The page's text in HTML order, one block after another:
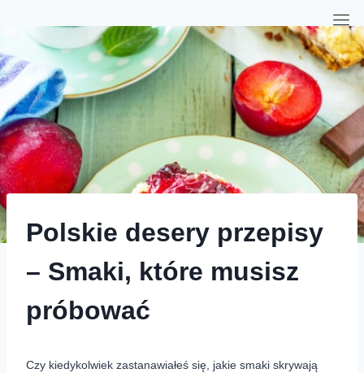
Polskie desery przepisy
– Smaki, które musisz
próbować
Czy kiedykolwiek zastanawiałeś się, jakie smaki skrywają